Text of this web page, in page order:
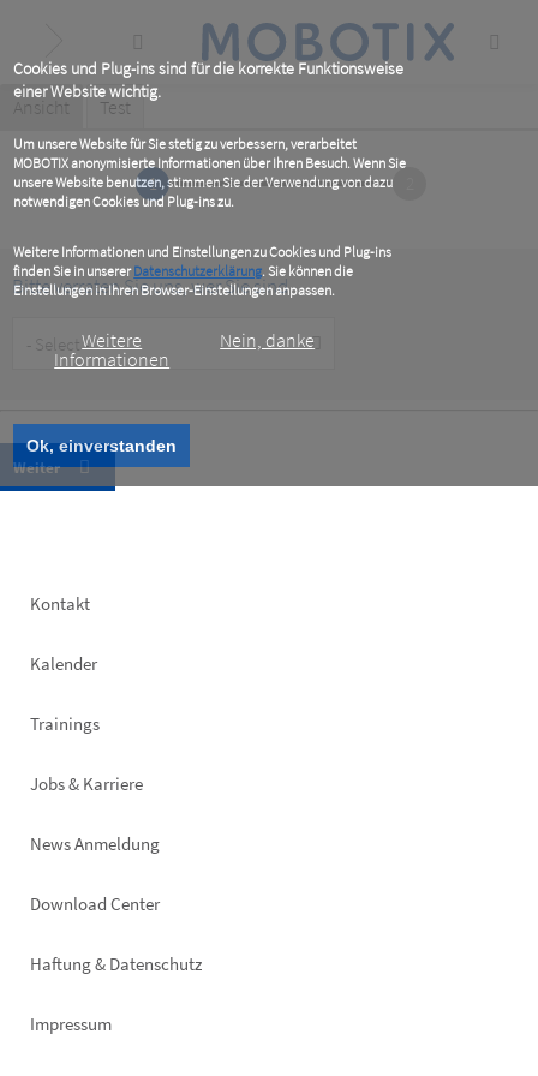
Cookies und Plug-ins sind für die korrekte Funktionsweise
einer Website wichtig.
Um unsere Website für Sie stetig zu verbessern, verarbeitet
MOBOTIX anonymisierte Informationen über Ihren Besuch. Wenn Sie
unsere Website benutzen, stimmen Sie der Verwendung von dazu
notwendigen Cookies und Plug-ins zu.
Weitere Informationen und Einstellungen zu Cookies und Plug-ins
finden Sie in unsererDatenschutzerklärung. Sie können die
Einstellungen in Ihren Browser-Einstellungen anpassen.
Weitere
Informationen
Nein, danke
Ok, einverstanden
content
Primary
tabs
Ansicht (active
Test
1
Bitte verraten Sie uns, wer Sie sind
Type
Footer
Kontakt
Kalender
Trainings
Jobs & Karriere
News Anmeldung
Footer
Download Center
Haftung & Datenschutz
Impressum